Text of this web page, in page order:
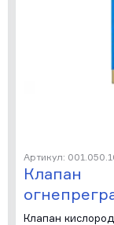
Артикул:
Клапан
Клапан